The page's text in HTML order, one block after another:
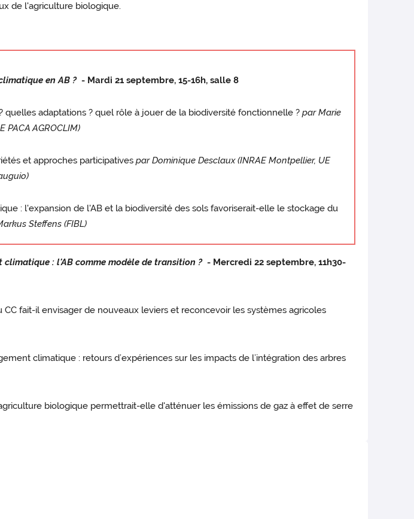
de l'agriculture biologique.
en AB ?- Mardi 21 septembre, 15-16h, salle 8
adaptations ? quel rôle à jouer de la biodiversité fonctionnelle ?par Marie
PACA AGROCLIM)
et approches participatives par Dominique Desclaux (INRAE Montpellier, UE
: l'expansion de l'AB et la biodiversité des sols favoriserait-elle le stockage du
Steffens (FIBL)
climatique : l'AB comme modèle de transition ?- Mercredi 22 septembre, 11h30-
fait-il envisager de nouveaux leviers et reconcevoir les systèmes agricoles
climatique : retours d’expériences sur les impacts de l’intégration des arbres
biologique permettrait-elle d'atténuer les émissions de gaz à effet de serre